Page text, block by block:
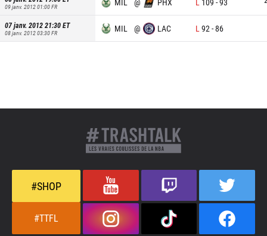
09 janv. 2012 01:00FR
07 janv. 2012 21:30ET
08 janv. 2012 03:30FR MIL @ LAC L 92 -86
#SHOP
#TTFL